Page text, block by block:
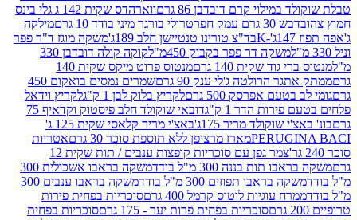
קרם דובדבן 86 גרם
ווארהדס שקית 142 ג גלי בינס
דבש 30 גרם עמק חפר
טרולי בורגר מיני בודד 10 גרם
מילקה
בד"צ טורינו טנטיישן חלב 189ג'
משקה מוגז ד"ר פפר
משקה דר פפר בקבוק 450מ"ל
קוקה קולה דובדבן 330
גוד שקית 140 גרם
מנטוס פרוט מיקס שקית 140
הרולטה ג'לי ענק 90 גרם
שמרים נמסים בואקום 450
אפרסק 500 גרם
לקריץ בלוק לבן 1 ק"ג
לקריץ וידאל
הדר 1 ק"ג
דובאי שוקולד חלב פיסטוק וקדאיף 75
שוקולד מריר 175ג'
באצ'י מריר קלאסי שקית 125 ג'
מארז מרציפן ללא תוספת סוכר 30 גרם
אטריות
צמר גפן עם סוכריות קופצות ענבים / תות שקית 12
תות בננה 300 מ"ל בודד
משקה בראבו אשכולית 300
בראבו תפוזים 300 מ"ל בודד
משקה בראבו ענבים 300
עוגיות לוטוס קרמל 400 גרם
סוכריות בפחית פירות
סוכריות בפחית פרות יער - 175 גרם
סוכריות בפחית